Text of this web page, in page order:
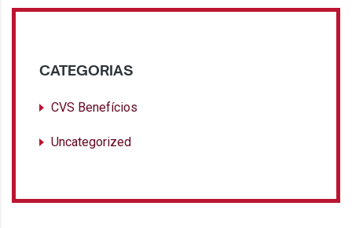
CATEGORIAS
CVS Benefícios
Uncategorized